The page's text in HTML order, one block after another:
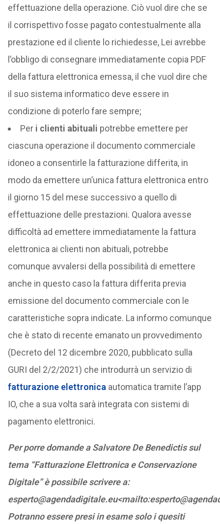
effettuazione della operazione. Ciò vuol dire che se
il corrispettivo fosse pagato contestualmente alla
prestazione ed il cliente lo richiedesse, Lei avrebbe
l’obbligo di consegnare immediatamente copia PDF
della fattura elettronica emessa, il che vuol dire che
il suo sistema informatico deve essere in
condizione di poterlo fare sempre;
Per i clienti abituali potrebbe emettere per
ciascuna operazione il documento commerciale
idoneo a consentirle la fatturazione differita, in
modo da emettere un’unica fattura elettronica entro
il giorno 15 del mese successivo a quello di
effettuazione delle prestazioni. Qualora avesse
difficoltà ad emettere immediatamente la fattura
elettronica ai clienti non abituali, potrebbe
comunque avvalersi della possibilità di emettere
anche in questo caso la fattura differita previa
emissione del documento commerciale con le
caratteristiche sopra indicate. La informo comunque
che è stato di recente emanato un provvedimento
(Decreto del 12 dicembre 2020, pubblicato sulla
GURI del 2/2/2021) che introdurrà un servizio di
fatturazione elettronica automatica tramite l’app
IO, che a sua volta sarà integrata con sistemi di
pagamento elettronici.
Per porre domande a Salvatore De Benedictis sul
tema “Fatturazione Elettronica e Conservazione
Digitale” è possibile scrivere a:
Potranno essere presi in esame solo i quesiti